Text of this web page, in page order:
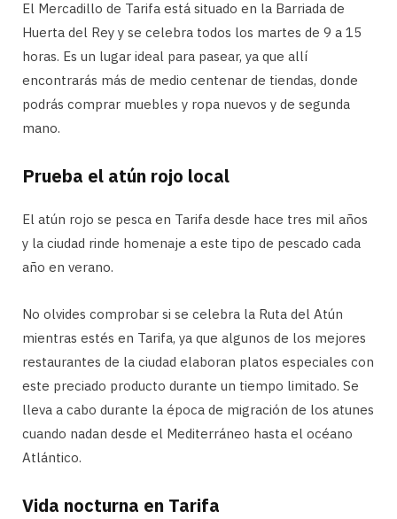
El Mercadillo de Tarifa está situado en la Barriada de
Huerta del Rey y se celebra todos los martes de 9 a 15
horas. Es un lugar ideal para pasear, ya que allí
encontrarás más de medio centenar de tiendas, donde
podrás comprar muebles y ropa nuevos y de segunda
mano.
Prueba el atún rojo local
El atún rojo se pesca en Tarifa desde hace tres mil años
y la ciudad rinde homenaje a este tipo de pescado cada
año en verano.
No olvides comprobar si se celebra la Ruta del Atún
mientras estés en Tarifa, ya que algunos de los mejores
restaurantes de la ciudad elaboran platos especiales con
este preciado producto durante un tiempo limitado. Se
lleva a cabo durante la época de migración de los atunes
cuando nadan desde el Mediterráneo hasta el océano
Atlántico.
Vida nocturna en Tarifa